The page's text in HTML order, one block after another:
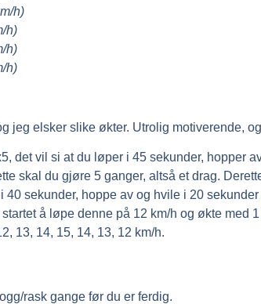
h)
h)
h)
h)
jeg elsker slike økter. Utrolig motiverende,
det vil si at du løper i 45 sekunder, hopper
skal du gjøre 5 ganger, altså et drag.
40 sekunder, hoppe av og hvile i 20
å løpe denne på 12 km/h og økte med
13, 14, 15, 14, 13, 12 km/h.
rask gange før du er ferdig.